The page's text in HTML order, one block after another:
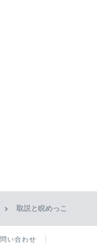
取説と睨めっこ
問い合わせ